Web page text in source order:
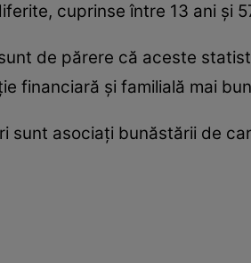
cuprinse între 13 ani şi
de părere că aceste
financiară şi familială mai
sunt asociaţi bunăstării de